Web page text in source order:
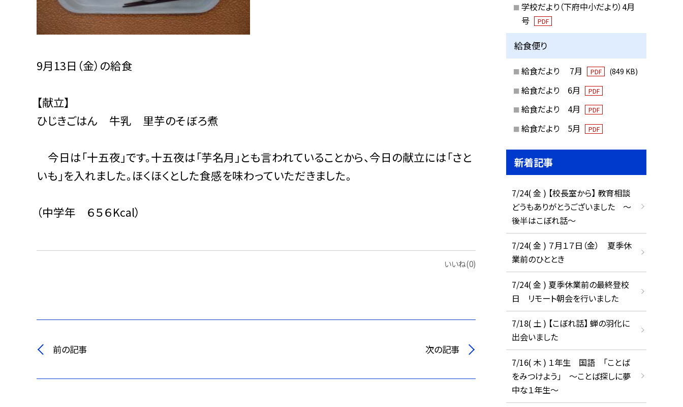
9月13日（金）の給食
【献立】
ひじきごはん 牛乳 里芋のそぼろ煮
今日は「十五夜」です。十五夜は「芋名月」とも言われていることから、今日の献立には「さと
いも」を入れました。ほくほくとした食感を味わっていただきました。
（中学年 ６５６Kcal）
いいね(0)
前の記事 次の記事
学校だより（下府中小だより）4月
号
PDF
給食便り
給食だより 7月 PDF (849 KB)
給食だより 6月 PDF
給食だより 4月 PDF
給食だより 5月 PDF
新着記事
7/24( 金 ) 【校長室から】 教育相談
どうもありがとうございました ～
後半はこぼれ話～
7/24( 金 ) ７月１７日（金） 夏季休
業前のひととき
7/24( 金 ) 夏季休業前の最終登校
日 リモート朝会を行いました
7/18( 土 ) 【こぼれ話】 蝉の羽化に
出会いました
7/16( 木 ) １年生 国語 「ことば
をみつけよう」 ～ことば探しに夢
中な１年生～